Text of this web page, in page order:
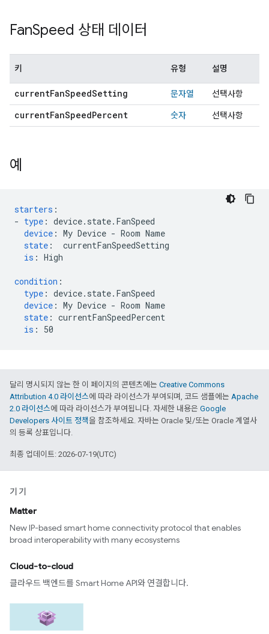
FanSpeed 상태 데이터
키 유형 설명
currentFanSpeedSetting 문자열 선택사항
currentFanSpeedPercent 숫자 선택사항
예
starters :
- type : device.state.FanSpeed
device : My Device - Room Name
state :
currentFanSpeedSetting
is : High
condition :
type : device.state.FanSpeed
device : My Device - Room Name
state : currentFanSpeedPercent
is : 50
달리 명시되지 않는 한 이 페이지의 콘텐츠에는 Creative Commons
Attribution 4.0 라이선스에 따라 라이선스가 부여되며, 코드 샘플에는 Apache
2.0 라이선스에 따라 라이선스가 부여됩니다. 자세한 내용은 Google
Developers 사이트 정책을 참조하세요. 자바는 Oracle 및/또는 Oracle 계열사
의 등록 상표입니다.
최종 업데이트: 2026-07-19(UTC)
기기
Matter
New IP-based smart home connectivity protocol that enables
broad interoperability with many ecosystems
Cloud-to-cloud
클라우드 백엔드를 Smart Home API와 연결합니다.